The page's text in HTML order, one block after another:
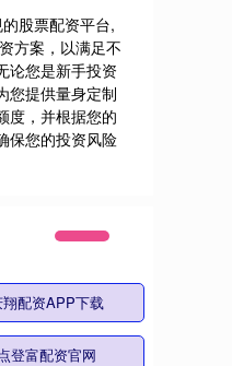
股票配资平台,
方案，以满足不
论您是新手投资
您提供量身定制
度，并根据您的
保您的投资风险
翔配资APP下载
登富配资官网